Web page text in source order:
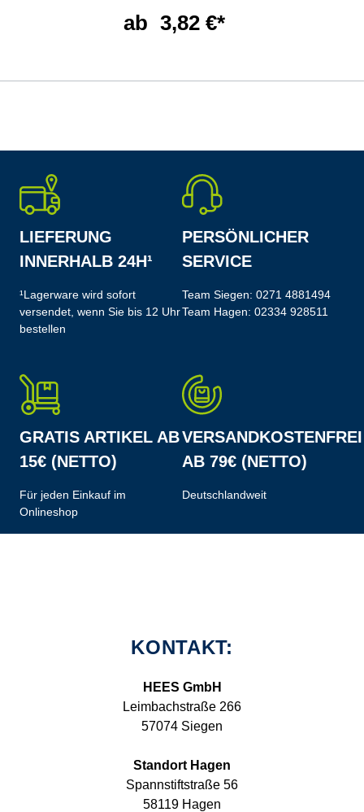
ab 3,82 €*
LIEFERUNG
INNERHALB 24H¹
¹Lagerware wird sofort
versendet, wenn Sie bis 12 Uhr
bestellen
PERSÖNLICHER
SERVICE
Team Siegen: 0271 4881494
Team Hagen: 02334 928511
GRATIS ARTIKEL AB
15€ (NETTO)
Für jeden Einkauf im
Onlineshop
VERSANDKOSTENFREI
AB 79€ (NETTO)
Deutschlandweit
KONTAKT:
HEES GmbH
Leimbachstraße 266
57074 Siegen
Standort Hagen
Spannstiftstraße 56
58119 Hagen